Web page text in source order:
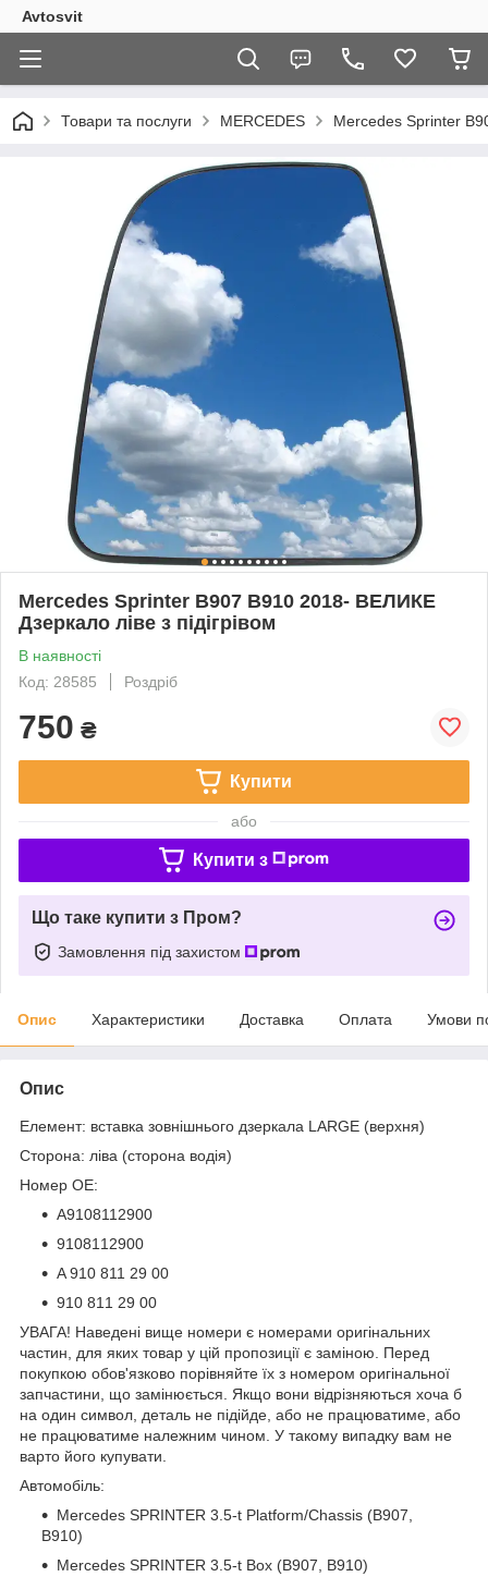
Avtosvit
Товари та послуги MERCEDES Mercedes Sprinter
Mercedes Sprinter B907 B910 2018- ВЕЛИКЕ
Дзеркало ліве з підігрівом
В наявності
Код: 28585
Роздріб
750 ₴
Купити
або
Купити з
Що таке купити з Пром?
Замовлення під захистом
Опис Характеристики Доставка Оплата Умови
Опис
Елемент: вставка зовнішнього дзеркала LARGE (верхня)
Сторона: ліва (сторона водія)
Номер OE:
A9108112900
9108112900
A 910 811 29 00
910 811 29 00
УВАГА! Наведені вище номери є номерами оригінальних
частин, для яких товар у цій пропозиції є заміною. Перед
покупкою обов'язково порівняйте їх з номером оригінальної
запчастини, що замінюється. Якщо вони відрізняються хоча б
на один символ, деталь не підійде, або не працюватиме, або
не працюватиме належним чином. У такому випадку вам не
варто його купувати.
Автомобіль:
Mercedes SPRINTER 3.5-t Platform/Chassis (B907,
B910)
Mercedes SPRINTER 3.5-t Box (B907, B910)